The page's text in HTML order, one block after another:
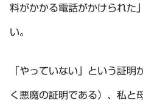
料がかかる電話がかけられた
い。
「やっていない」という証明
く悪魔の証明である）、私と